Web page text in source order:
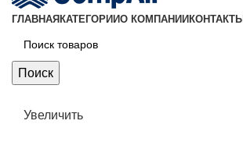
ГЛАВНАЯ КАТЕГОРИИО КОМПАНИИ КОНТАКТЫ
Поиск
Увеличить